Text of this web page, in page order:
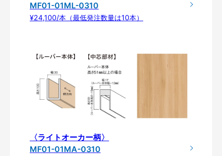
MF01-01ML-0310
¥24,100/本（最低発注数量は10本）
〈ライトオーカー柄〉
MF01-01MA-0310